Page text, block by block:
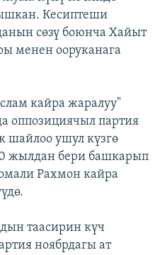
Кесиптеши
сөзү боюнча Хайыт
менен ооруканага
кайра жаралуу"
оппозициячыл партия
шайлоо ушул күзгө
жылдан бери башкарып
Рахмон кайра
таасирин күч
ноябрдагы ат